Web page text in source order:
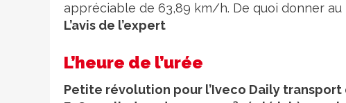
appréciable de 63,89 km/h. De quoi donner
L’avis de l’expert
L’heure de l’urée
Petite révolution pour l’Iveco Daily